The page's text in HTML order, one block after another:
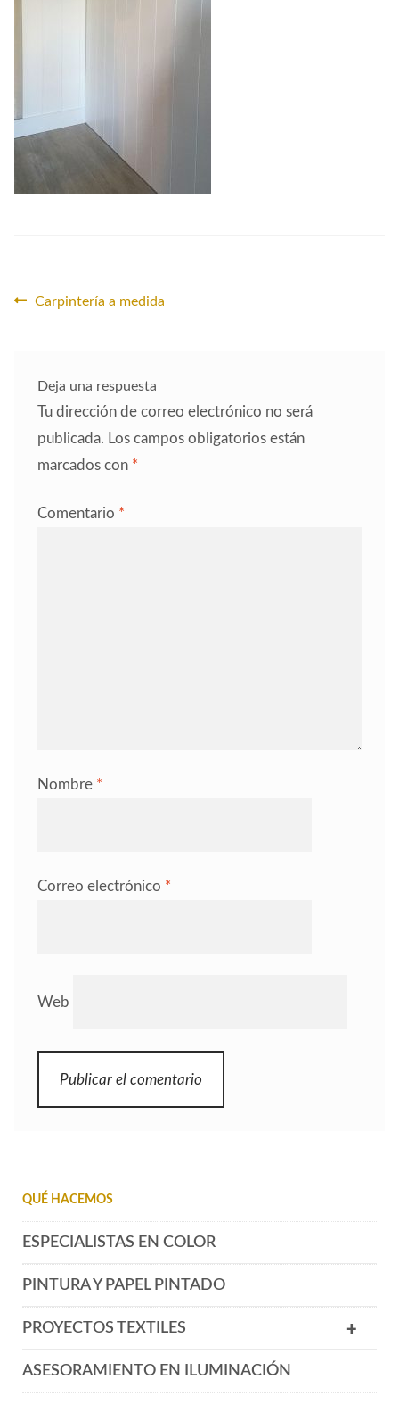
Navegación
Anterior:
Carpintería a medida
Deja una respuesta
Tu dirección de correo electrónico no será
publicada. Los campos obligatorios están
marcados con *
Comentario *
Nombre *
Correo electrónico *
Web
QUÉ HACEMOS
ESPECIALISTAS EN COLOR
PINTURA Y PAPEL PINTADO
+
PROYECTOS TEXTILES
ASESORAMIENTO EN ILUMINACIÓN